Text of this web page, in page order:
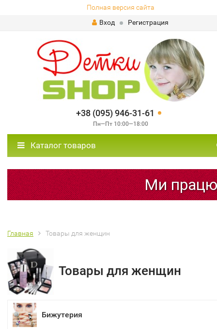
Полная версия сайта
Вход
Регистрация
+38 (095) 946-31-61
Пн—Пт 10:00—18:00
Каталог товаров
Ми
Главная Товары для женщин
Товары для женщин
Бижутерия